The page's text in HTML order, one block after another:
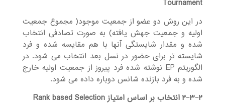
Tournament
در این روش دو عضو از جمعیت موجود( مجموع جمعیت
اولیه و جمعیت جهش یافته) به صورت تصادفی انتخاب
شده و مقدار شایستگی آنها با هم مقایسه شده و فرد
شایسته تر برای حضور در نسل بعد انتخاب می شود. در
الگوریتم EP نوشته شده فرد پیروز از جمعیت اولیه خارج
شده و به فرد بازنده شانس دوباره داده می شود.
۲−۳−۲ انتخاب بر اساس امتیازRank based Selection